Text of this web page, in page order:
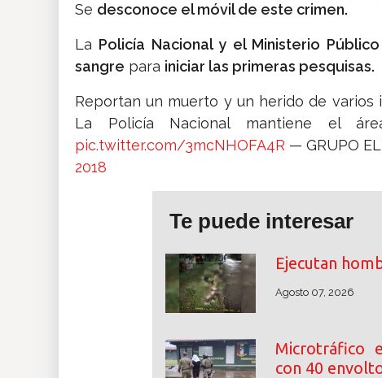
Se desconoce el móvil de este crimen.
La Policía Nacional y el Ministerio
sangre para iniciar las primeras pesquisas.
Reportan un muerto y un herido de varios
La Policía Nacional mantiene el
pic.twitter.com/3mcNHOFA4R — GRUPO
2018
Te puede interesar
Ejecutan
Agosto 07, 2026
Microtráfico
con 40